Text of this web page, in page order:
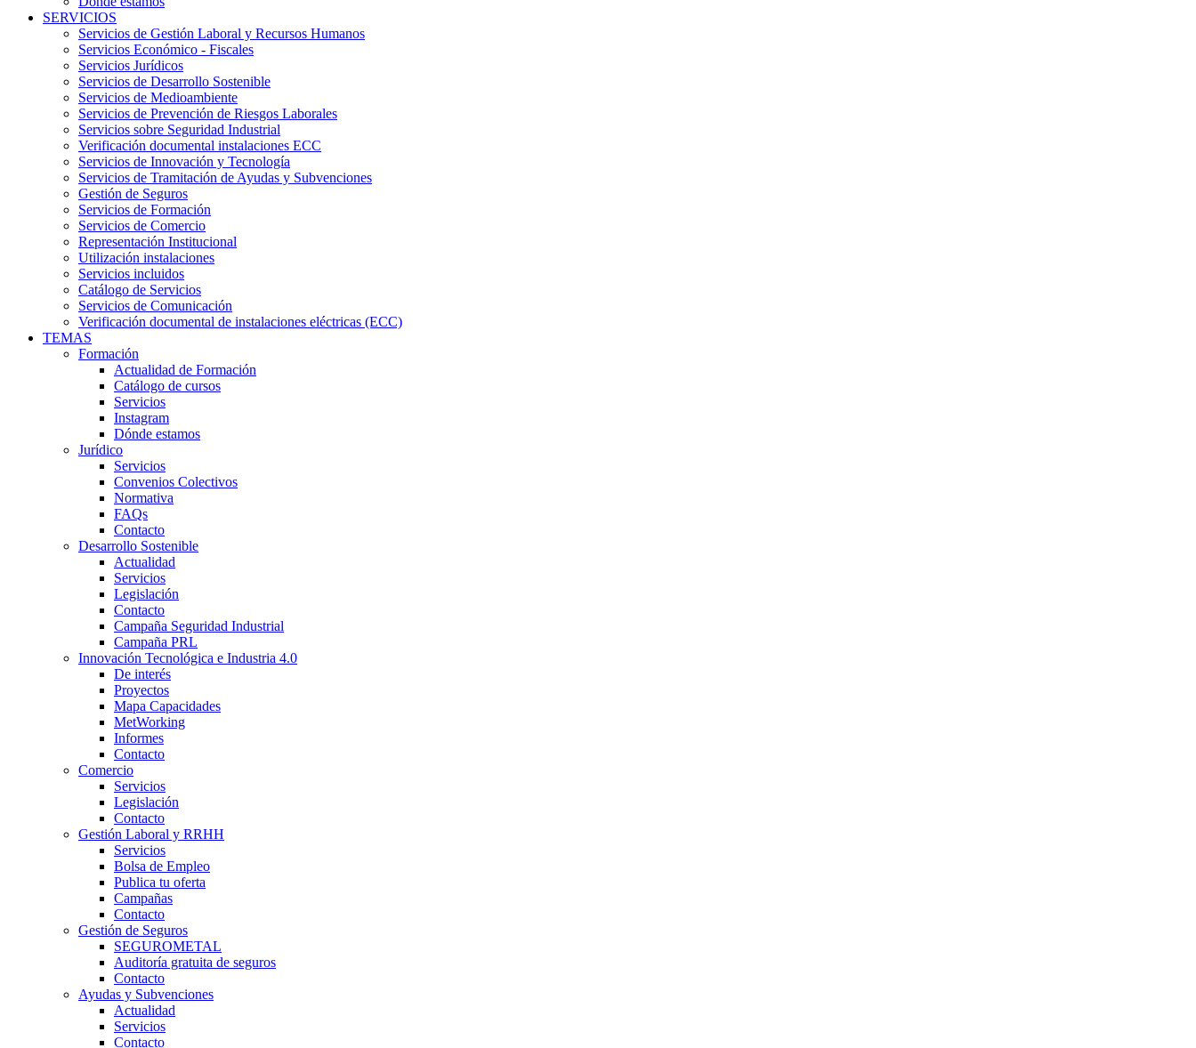
SERVICIOS
Servicios de Gestión Laboral y Recursos Humanos
Servicios Económico - Fiscales
Servicios Jurídicos
Servicios de Desarrollo Sostenible
Servicios de Medioambiente
Servicios de Prevención de Riesgos Laborales
Servicios sobre Seguridad Industrial
Verificación documental instalaciones ECC
Servicios de Innovación y Tecnología
Servicios de Tramitación de Ayudas y Subvenciones
Gestión de Seguros
Servicios de Formación
Servicios de Comercio
Representación Institucional
Utilización instalaciones
Servicios incluidos
Catálogo de Servicios
Servicios de Comunicación
Verificación documental de instalaciones eléctricas (ECC)
TEMAS
Formación
Actualidad de Formación
Catálogo de cursos
Servicios
Instagram
Dónde estamos
Jurídico
Servicios
Convenios Colectivos
Normativa
FAQs
Contacto
Desarrollo Sostenible
Actualidad
Servicios
Legislación
Contacto
Campaña Seguridad Industrial
Campaña PRL
Innovación Tecnológica e Industria 4.0
De interés
Proyectos
Mapa Capacidades
MetWorking
Informes
Contacto
Comercio
Servicios
Legislación
Contacto
Gestión Laboral y RRHH
Servicios
Bolsa de Empleo
Publica tu oferta
Campañas
Contacto
Gestión de Seguros
SEGUROMETAL
Auditoría gratuita de seguros
Contacto
Ayudas y Subvenciones
Actualidad
Servicios
Contacto